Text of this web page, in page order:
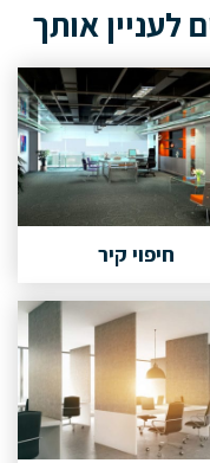
לעניין אותך
חיפוי קיר